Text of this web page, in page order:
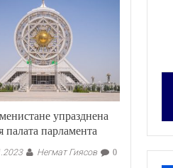
упразднена
палата парламента
Негмат Гиясов 0